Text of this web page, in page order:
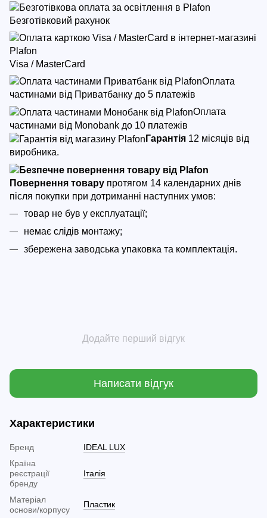
Безготівковий рахунок
Visa / MasterCard
Оплата
частинами від Приватбанку до 5 платежів
Оплата
частинами від Monobank до 10 платежів
Гарантія 12 місяців від
виробника.
Повернення товару протягом 14 календарних днів
після покупки при дотриманні наступних умов:
товар не був у експлуатації;
немає слідів монтажу;
збережена заводська упаковка та комплектація.
Додайте перший відгук
Написати відгук
Характеристики
Бренд
IDEAL LUX
Країна
реєстрації
бренду
Італія
Матеріал
основи/корпусу
Пластик